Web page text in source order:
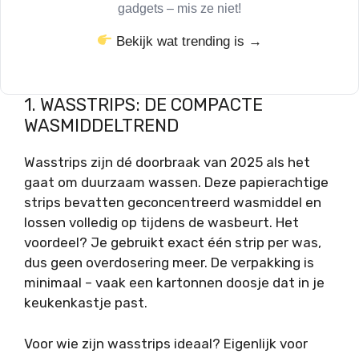
gadgets – mis ze niet!
Bekijk wat trending is →
1. WASSTRIPS: DE COMPACTE
WASMIDDELTREND
Wasstrips zijn dé doorbraak van 2025 als het
gaat om duurzaam wassen. Deze papierachtige
strips bevatten geconcentreerd wasmiddel en
lossen volledig op tijdens de wasbeurt. Het
voordeel? Je gebruikt exact één strip per was,
dus geen overdosering meer. De verpakking is
minimaal – vaak een kartonnen doosje dat in je
keukenkastje past.
Voor wie zijn wasstrips ideaal? Eigenlijk voor